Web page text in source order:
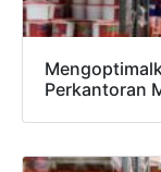
Perkantoran